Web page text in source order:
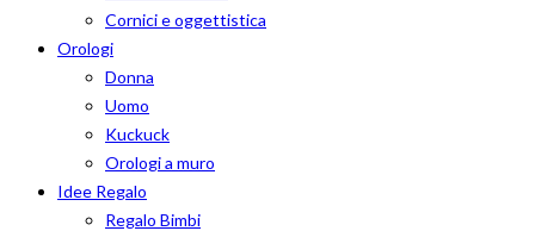
Cornici e oggettistica
Orologi
Donna
Uomo
Kuckuck
Orologi a muro
Idee Regalo
Regalo Bimbi